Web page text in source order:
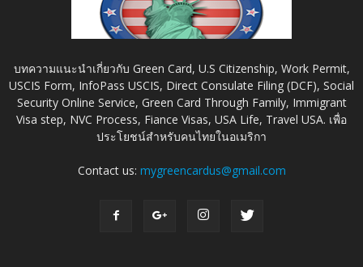
บทความแนะนำเกี่ยวกับ Green Card, U.S Citizenship, Work Permit,
USCIS Form, InfoPass USCIS, Direct Consulate Filing (DCF), Social
Security Online Service, Green Card Through Family, Immigrant
Visa step, NVC Process, Fiance Visas, USA Life, Travel USA. เพื่อ
ประโยชน์สำหรับคนไทยในอเมริกา
Contact us: mygreencardus@gmail.com